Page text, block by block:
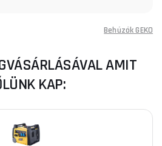
Behúzók GEKO
AMIT
KAP: